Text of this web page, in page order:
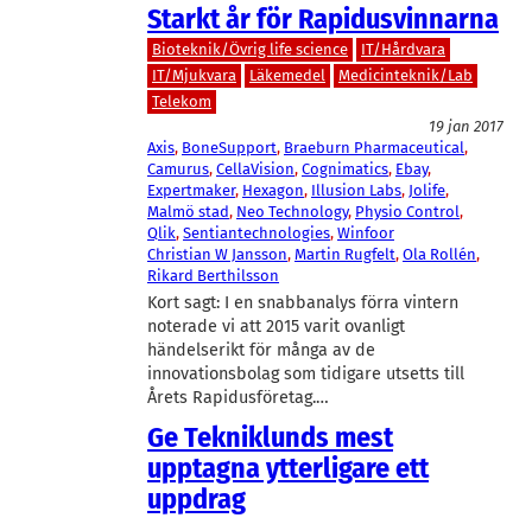
Starkt år för Rapidusvinnarna
Bioteknik/Övrig life science
IT/Hårdvara
IT/Mjukvara
Läkemedel
Medicinteknik/Lab
Telekom
19 jan 2017
Axis, BoneSupport, Braeburn Pharmaceutical
Camurus, CellaVision, Cognimatics, Ebay
Expertmaker, Hexagon, Illusion Labs, Jolife
Malmö stad, Neo Technology, Physio Control
Qlik, Sentiantechnologies, Winfoor
Christian W Jansson, Martin Rugfelt, Ola Rollén
Rikard Berthilsson
Kort sagt: I en snabbanalys förra vintern
noterade vi att 2015 varit ovanligt
händelserikt för många av de
innovationsbolag som tidigare utsetts till
Årets Rapidusföretag.…
Ge Tekniklunds mest
upptagna ytterligare ett
uppdrag